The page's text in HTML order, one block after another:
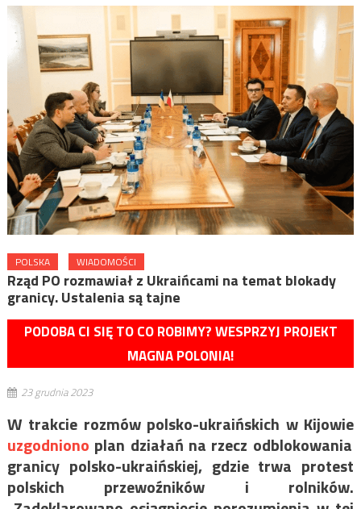
POLSKA WIADOMOŚCI
Rząd PO rozmawiał z Ukraińcami na temat blokady
granicy. Ustalenia są tajne
PODOBA CI SIĘ TO CO ROBIMY? WESPRZYJ PROJEKT
MAGNA POLONIA!
23 grudnia 2023
W trakcie rozmów polsko-ukraińskich w Kijowie
uzgodniono plan działań na rzecz odblokowania
granicy polsko-ukraińskiej, gdzie trwa protest
polskich przewoźników i rolników.